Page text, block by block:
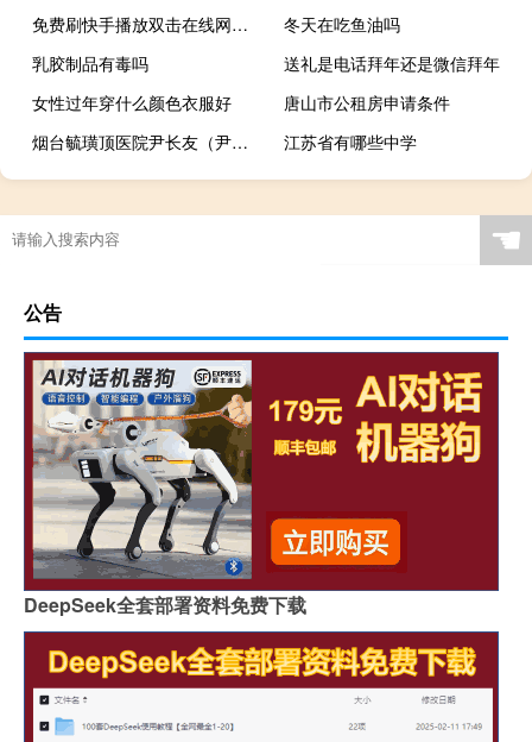
免费刷快手播放双击在线网站 - qq自动点赞神器免费_快手粉丝过千万意味着什么
冬天在吃鱼油吗
乳胶制品有毒吗
送礼是电话拜年还是微信拜年
女性过年穿什么颜色衣服好
唐山市公租房申请条件
烟台毓璜顶医院尹长友（尹长友）
江苏省有哪些中学
☚
公告
DeepSeek全套部署资料免费下载